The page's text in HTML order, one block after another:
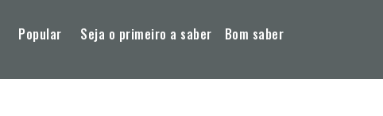
Popular Seja o primeiro a saber Bom saber